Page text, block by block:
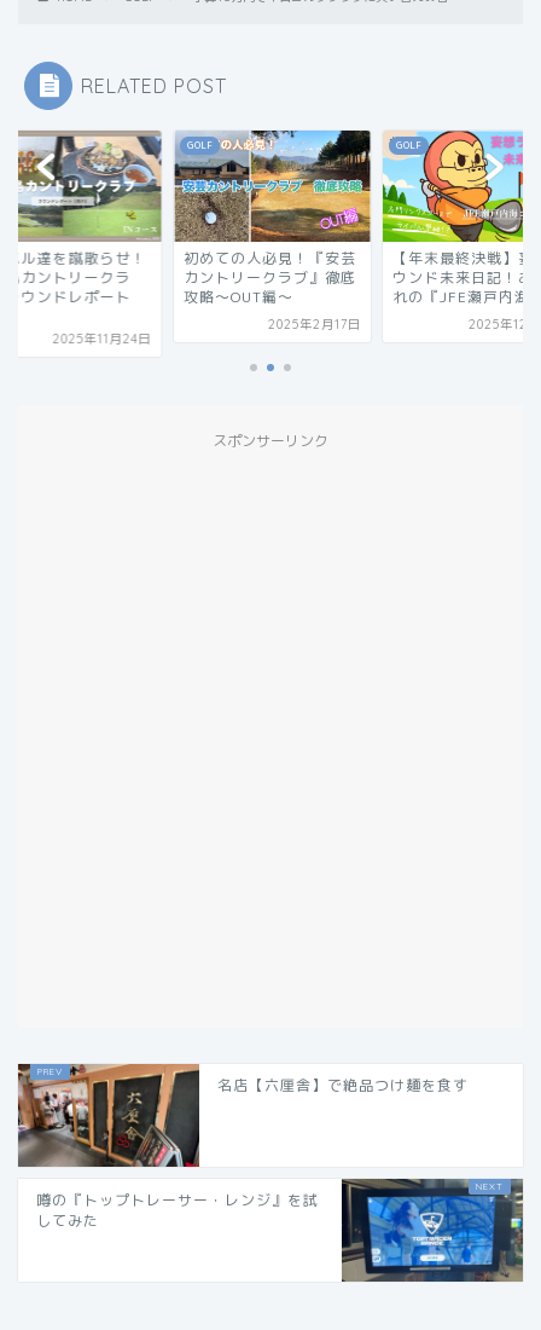
RELATED POST
せ！
ラ
ト
月24日
GOLF
初めての人必見！『安芸
カントリークラブ』徹底
攻略〜OUT編〜
GOLF
【年末最終決戦】妄想ラ
ウンド未来日記！あこが
れの『JFE瀬戸内海ゴ...
2025年12月26日
GOLF
ライ
『
ブ』
【前
スポンサーリンク
名店【六厘舎】で絶品つけ麺を食す
噂の『トップトレーサー・レンジ』を試
してみた